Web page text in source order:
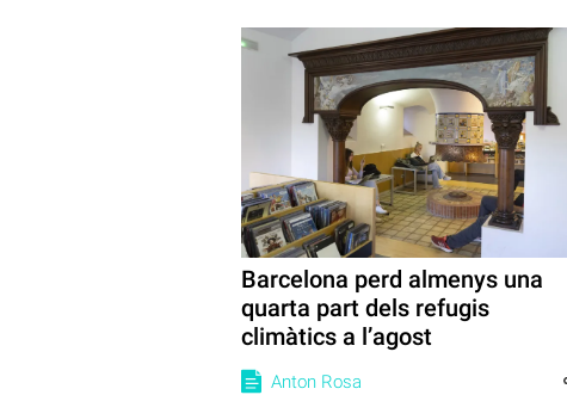
Barcelona perd almenys una
quarta part dels refugis
climàtics a l’agost
Anton Rosa